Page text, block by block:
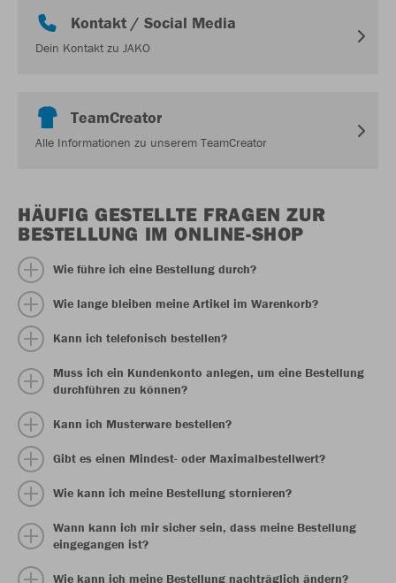
Kontakt / Social Media
Dein Kontakt zu JAKO
TeamCreator
Alle Informationen zu unserem TeamCreator
HÄUFIG GESTELLTE FRAGEN ZUR
BESTELLUNG IM ONLINE-SHOP
Wie führe ich eine Bestellung durch?
Wie lange bleiben meine Artikel im Warenkorb?
Kann ich telefonisch bestellen?
Muss ich ein Kundenkonto anlegen, um eine Bestellung
durchführen zu können?
Kann ich Musterware bestellen?
Gibt es einen Mindest- oder Maximalbestellwert?
Wie kann ich meine Bestellung stornieren?
Wann kann ich mir sicher sein, dass meine Bestellung
eingegangen ist?
Wie kann ich meine Bestellung nachträglich ändern?